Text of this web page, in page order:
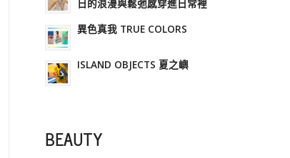
日的浪漫與鬆弛感穿進日常裡
異色真我 TRUE COLORS
ISLAND OBJECTS 夏之嶼
BEAUTY